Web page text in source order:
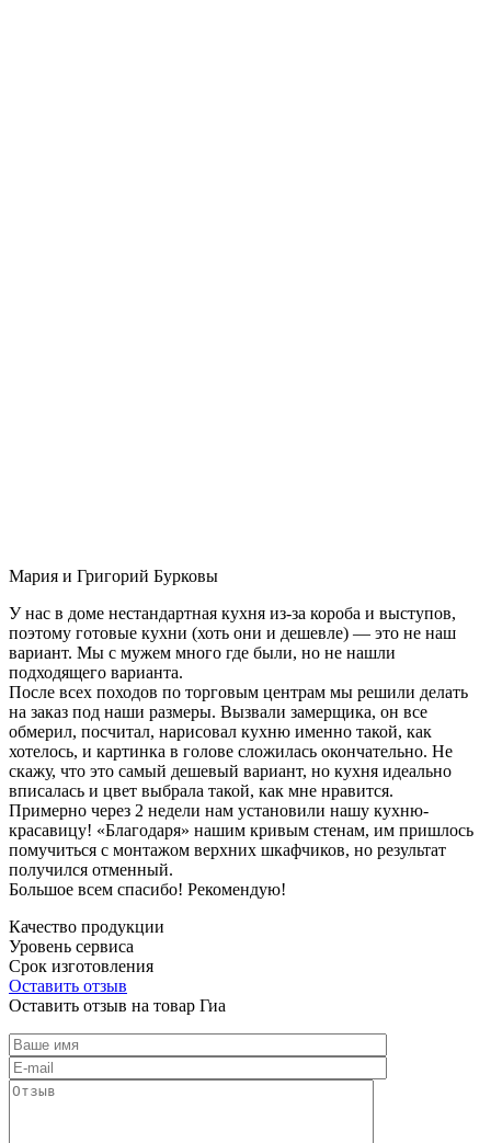
Мария и Григорий Бурковы
У нас в доме нестандартная кухня из-за короба и выступов,
поэтому готовые кухни (хоть они и дешевле) — это не наш
вариант. Мы с мужем много где были, но не нашли
подходящего варианта.
После всех походов по торговым центрам мы решили делать
на заказ под наши размеры. Вызвали замерщика, он все
обмерил, посчитал, нарисовал кухню именно такой, как
хотелось, и картинка в голове сложилась окончательно. Не
скажу, что это самый дешевый вариант, но кухня идеально
вписалась и цвет выбрала такой, как мне нравится.
Примерно через 2 недели нам установили нашу кухню-
красавицу! «Благодаря» нашим кривым стенам, им пришлось
помучиться с монтажом верхних шкафчиков, но результат
получился отменный.
Большое всем спасибо! Рекомендую!
Качество продукции
Уровень сервиса
Срок изготовления
Оставить отзыв
Оставить отзыв на товар Гиа